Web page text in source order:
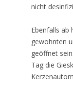
nicht
Ebenfalls ab
gewohnten
geöffnet
Tag die